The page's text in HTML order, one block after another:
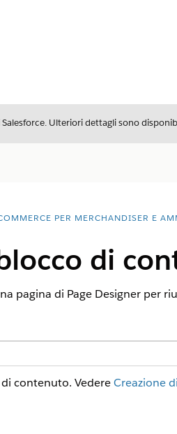
Ulteriori dettagli sono
PER MERCHANDISER E
di
pagina di Page Designer per
contenuto. VedereCreazione